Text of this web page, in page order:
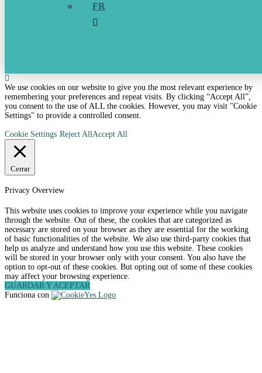
FR
We use cookies on our website to give you the most relevant experience by
remembering your preferences and repeat visits. By clicking “Accept All”,
you consent to the use of ALL the cookies. However, you may visit "Cookie
Settings" to provide a controlled consent.
Cookie Settings Reject AllAccept All
Cerrar
Privacy Overview
This website uses cookies to improve your experience while you navigate
through the website. Out of these, the cookies that are categorized as
necessary are stored on your browser as they are essential for the working
of basic functionalities of the website. We also use third-party cookies that
help us analyze and understand how you use this website. These cookies
will be stored in your browser only with your consent. You also have the
option to opt-out of these cookies. But opting out of some of these cookies
may affect your browsing experience.
GUARDAR Y ACEPTAR
Funciona con